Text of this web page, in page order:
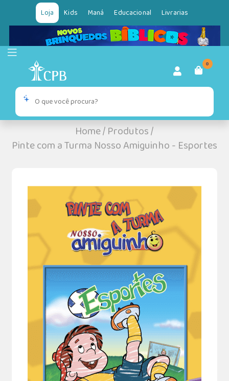
Loja Kids Maná Educacional Livrarias
0
Home/Produtos/
Pinte com a Turma Nosso Amiguinho - Esportes